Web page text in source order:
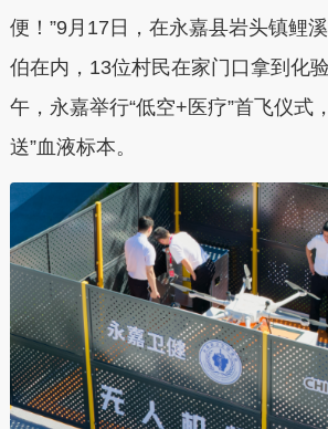
便！”9月17日，在永嘉县岩头镇鲤
伯在内，13位村民在家门口拿到化
午，永嘉举行“低空+医疗”首飞仪式
送”血液标本。